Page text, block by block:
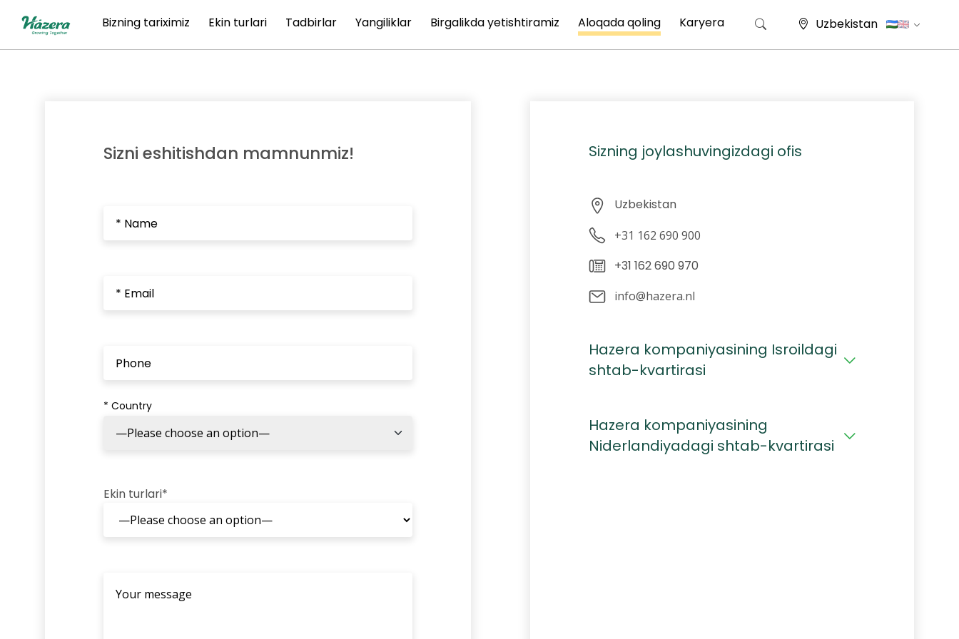
o‘ting
Bizning tariximiz Ekin turlari Tadbirlar Yangiliklar Birgalikda yetishtiramiz Aloqada qoling Karyera Uzbekistan
Sizni eshitishdan mamnunmiz!
* Country
Ekin turlari*
Sizning joylashuvingizdagi ofis
+31 162 690 900
info@hazera.nl
Hazera kompaniyasining Isroildagi
shtab-kvartirasi
Hazera kompaniyasining
Niderlandiyadagi shtab-kvartirasi